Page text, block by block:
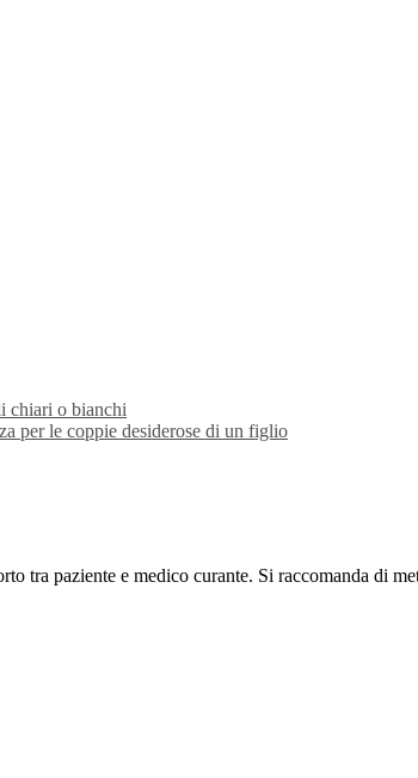
chiari o bianchi
per le coppie desiderose di un figlio
tra paziente e medico curante. Si raccomanda di